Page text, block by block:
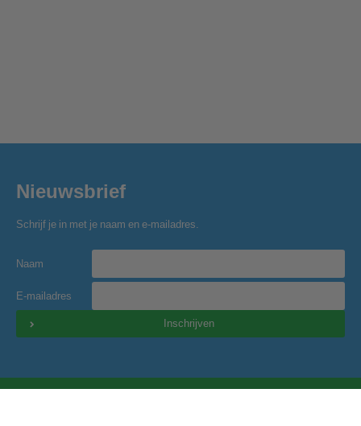
Nieuwsbrief
Schrijf je in met je naam en e-mailadres.
Naam
E-mailadres
Inschrijven